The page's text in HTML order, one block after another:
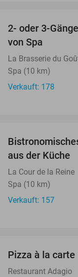
2- oder 3-
von Spa
La Brasserie du
Spa (10 km)
Verkauft: 178
aus der Küche
La Cour de la Reine
Spa (10 km)
Verkauft: 157
Pizza à la
Restaurant Adagio